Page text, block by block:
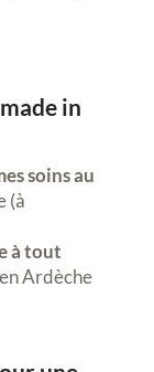
in
soins au
(à
à tout
Ardèche